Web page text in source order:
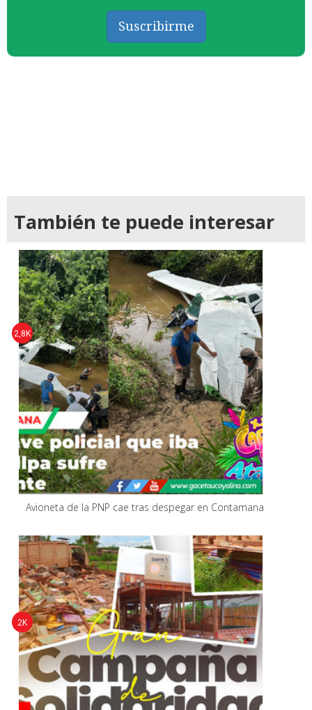
Suscribirme
También te puede interesar
Avioneta de la PNP cae tras despegar en Contamana
2,8K
2K